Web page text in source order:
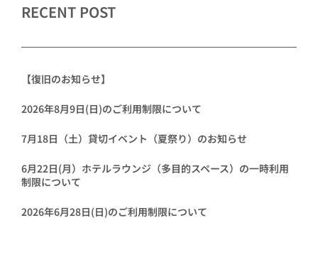
RECENT POST
【復旧のお知らせ】
2026年8月9日(日)のご利用制限について
7月18日（土）貸切イベント（夏祭り）のお知らせ
6月22日(月）ホテルラウンジ（多目的スペース）の一時利用
制限について
2026年6月28日(日)のご利用制限について